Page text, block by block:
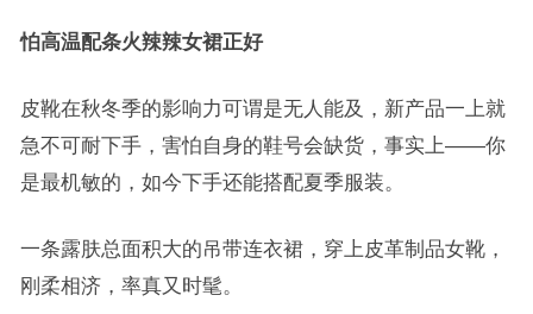
怕高温配条火辣辣女裙正好
皮靴在秋冬季的影响力可谓是无人能及，新产品一上就
急不可耐下手，害怕自身的鞋号会缺货，事实上——你
是最机敏的，如今下手还能搭配夏季服装。
一条露肤总面积大的吊带连衣裙，穿上皮革制品女靴，
刚柔相济，率真又时髦。